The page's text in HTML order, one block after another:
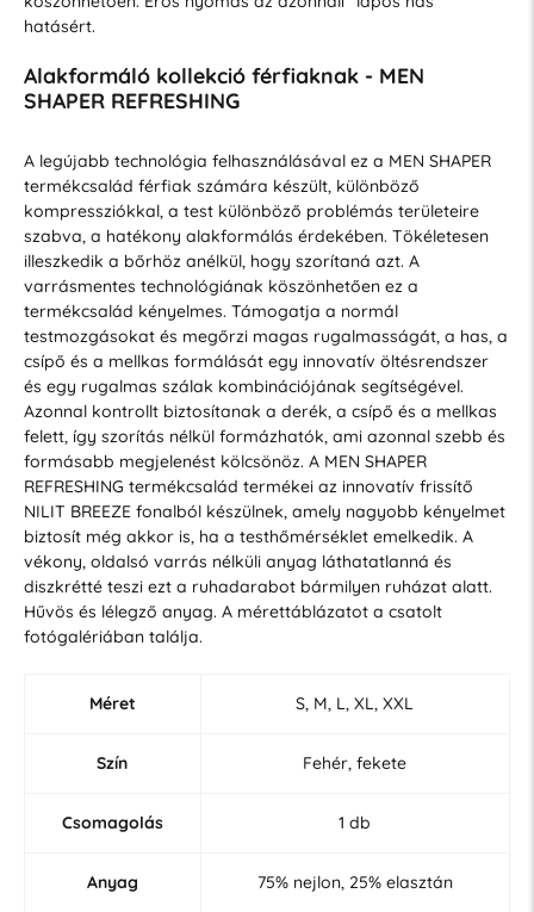
hatásért.
Alakformáló kollekció férfiaknak - MEN
SHAPER REFRESHING
A legújabb technológia felhasználásával ez a MEN SHAPER
termékcsalád férfiak számára készült, különböző
kompressziókkal, a test különböző problémás területeire
szabva, a hatékony alakformálás érdekében. Tökéletesen
illeszkedik a bőrhöz anélkül, hogy szorítaná azt. A
varrásmentes technológiának köszönhetően ez a
termékcsalád kényelmes. Támogatja a normál
testmozgásokat és megőrzi magas rugalmasságát, a has, a
csípő és a mellkas formálását egy innovatív öltésrendszer
és egy rugalmas szálak kombinációjának segítségével.
Azonnal kontrollt biztosítanak a derék, a csípő és a mellkas
felett, így szorítás nélkül formázhatók, ami azonnal szebb és
formásabb megjelenést kölcsönöz. A MEN SHAPER
REFRESHING termékcsalád termékei az innovatív frissítő
NILIT BREEZE fonalból készülnek, amely nagyobb kényelmet
biztosít még akkor is, ha a testhőmérséklet emelkedik. A
vékony, oldalsó varrás nélküli anyag láthatatlanná és
diszkrétté teszi ezt a ruhadarabot bármilyen ruházat alatt.
Hűvös és lélegző anyag. A mérettáblázatot a csatolt
fotógalériában találja.
Méret S, M, L, XL, XXL
Szín Fehér, fekete
Csomagolás 1 db
Anyag 75% nejlon, 25% elasztán